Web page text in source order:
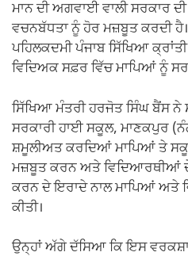
ਮਾਨ ਦੀ ਅਗਵਾਈ ਵਾਲੀ ਸਰਕਾਰ
ਵਚਨਬੱਧਤਾ ਨੂੰ ਹੋਰ ਮਜ਼ਬੂਤ ਕਰਦੀ
ਪਹਿਲਕਦਮੀ ਪੰਜਾਬ ਸਿੱਖਿਆ
ਵਿਦਿਅਕ ਸਫ਼ਰ ਵਿੱਚ ਮਾਪਿਆਂ ਨੂੰ
ਸਿੱਖਿਆ ਮੰਤਰੀ ਹਰਜੋਤ ਸਿੰਘ ਬੈਂਸ ਨੇ
ਸਰਕਾਰੀ ਹਾਈ ਸਕੂਲ, ਮਾਣਕਪੁਰ
ਸ਼ਮੂਲੀਅਤ ਕਰਦਿਆਂ ਮਾਪਿਆਂ ਤੇ
ਮਜ਼ਬੂਤ ਕਰਨ ਅਤੇ ਵਿਦਿਆਰਥੀਆਂ
ਕਰਨ ਦੇ ਇਰਾਦੇ ਨਾਲ ਮਾਪਿਆਂ ਅਤੇ
ਕੀਤੀ।
ਉਨ੍ਹਾਂ ਅੱਗੇ ਦੱਸਿਆ ਕਿ ਇਸ